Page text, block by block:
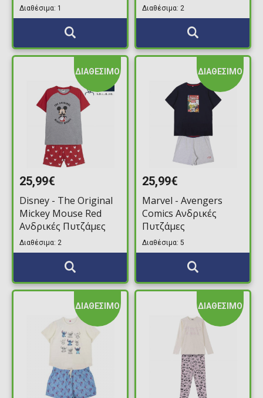
Γυναικείες Πυτζάμες
Διαθέσιμα: 1 Διαθέσιμα: 2
ΔΙΑΘΕΣΙΜΟ
25,99€
Disney - The Original
Mickey Mouse Red
Ανδρικές Πυτζάμες
Διαθέσιμα: 2
ΔΙΑΘΕΣΙΜΟ
25,99€
Marvel - Avengers
Comics Ανδρικές
Πυτζάμες
Διαθέσιμα: 5
ΔΙΑΘΕΣΙΜΟ ΔΙΑΘΕΣΙΜΟ